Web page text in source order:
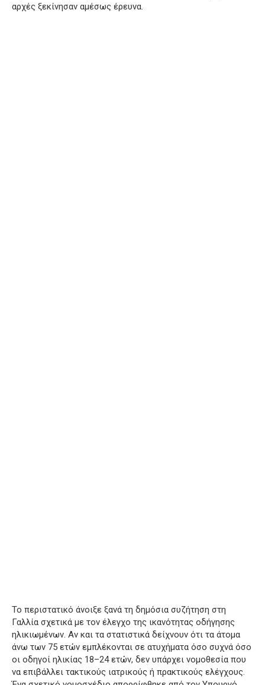
αρχές ξεκίνησαν αμέσως έρευνα.
Το περιστατικό άνοιξε ξανά τη δημόσια συζήτηση στη
Γαλλία σχετικά με τον έλεγχο της ικανότητας οδήγησης
ηλικιωμένων. Αν και τα στατιστικά δείχνουν ότι τα άτομα
άνω των 75 ετών εμπλέκονται σε ατυχήματα όσο συχνά όσο
οι οδηγοί ηλικίας 18–24 ετών, δεν υπάρχει νομοθεσία που
να επιβάλλει τακτικούς ιατρικούς ή πρακτικούς ελέγχους.